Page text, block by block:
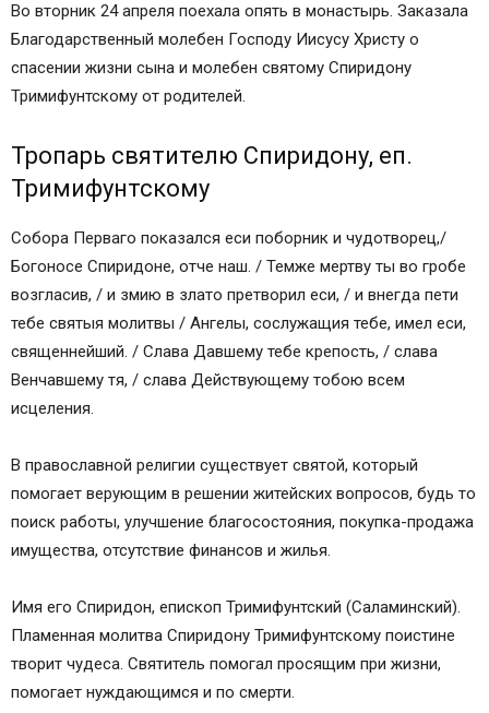
Во вторник 24 апреля поехала опять в монастырь. Заказала
Благодарственный молебен Господу Иисусу Христу о
спасении жизни сына и молебен святому Спиридону
Тримифунтскому от родителей.
Тропарь святителю Спиридону, еп.
Тримифунтскому
Собора Перваго показался еси поборник и чудотворец,/
Богоносе Спиридоне, отче наш. / Темже мертву ты во гробе
возгласив, / и змию в злато претворил еси, / и внегда пети
тебе святыя молитвы / Ангелы, сослужащия тебе, имел еси,
священнейший. / Слава Давшему тебе крепость, / слава
Венчавшему тя, / слава Действующему тобою всем
исцеления.
В православной религии существует святой, который
помогает верующим в решении житейских вопросов, будь то
поиск работы, улучшение благосостояния, покупка-продажа
имущества, отсутствие финансов и жилья.
Имя его Спиридон, епископ Тримифунтский (Саламинский).
Пламенная молитва Спиридону Тримифунтскому поистине
творит чудеса. Святитель помогал просящим при жизни,
помогает нуждающимся и по смерти.